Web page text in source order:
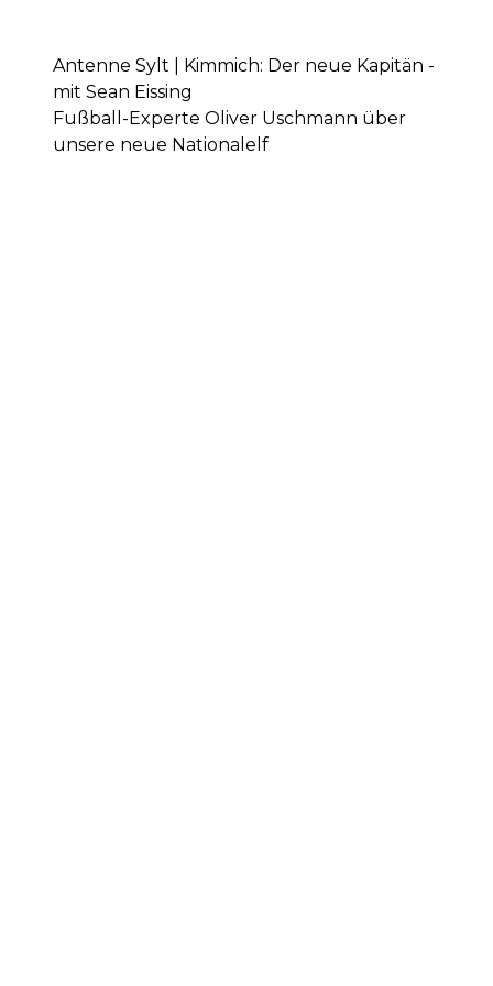
Antenne Sylt | Kimmich: Der neue Kapitän -
mit Sean Eissing
Fußball-Experte Oliver Uschmann über
unsere neue Nationalelf